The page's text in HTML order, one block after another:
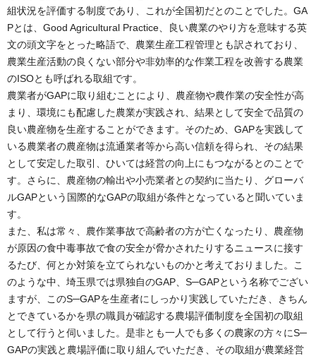
組状況を評価する制度であり、これが全国初だとのことでした。GA
Pとは、Good Agricultural Practice、良い農業のやり方を意味する英
文の頭文字をとった略語で、農業生産工程管理とも訳されており、
農業生産活動の良くない部分や非効率的な作業工程を改善する農業
のISOとも呼ばれる取組です。
農業者がGAPに取り組むことにより、農産物や農作業の安全性が高
まり、環境にも配慮した農業が実践され、結果として安全で品質の
良い農産物を生産することができます。そのため、GAPを実践して
いる農業者の農産物は流通業者等から高い信頼を得られ、その結果
として安定した取引、ひいては経営の向上にもつながるとのことで
す。さらに、農産物の輸出や小売業者との契約に当たり、グローバ
ルGAPという国際的なGAPの取組が条件となっていると聞いていま
す。
また、私は常々、農作業事故で高齢者の方が亡くなったり、農産物
が原因の食中毒事故で食の安全が脅かされたりするニュースに接す
るたび、何とか対策を立てられないものかと考えておりました。こ
のような中、埼玉県では県独自のGAP、S─GAPという名称でござい
ますが、このS─GAPを生産者にしっかり実践していただき、きちん
とできているかを県の職員が確認する農場評価制度を全国初の取組
として行うと伺いました。是非とも一人でも多くの農家の方々にS─
GAPの実践と農場評価に取り組んでいただき、その取組が農業経営